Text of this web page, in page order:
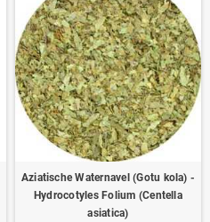
Aziatische Waternavel (Gotu kola) -
Hydrocotyles Folium (Centella
asiatica)